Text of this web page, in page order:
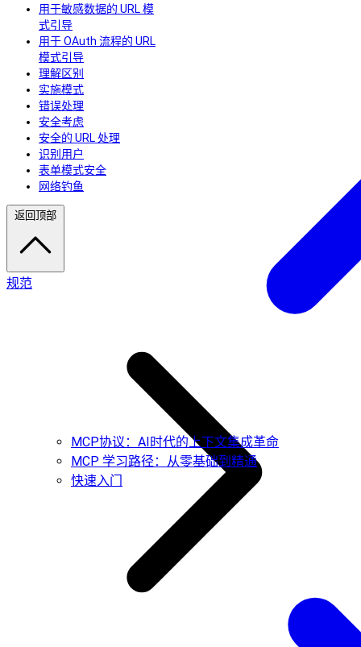
MCP协议：AI时代的上下文集成革命
MCP 学习路径：从零基础到精通
快速入门
用于敏感数据的 URL 模
式引导
用于 OAuth 流程的 URL
模式引导
理解区别
实施模式
错误处理
安全考虑
安全的 URL 处理
识别用户
表单模式安全
网络钓鱼
返回顶部
规范